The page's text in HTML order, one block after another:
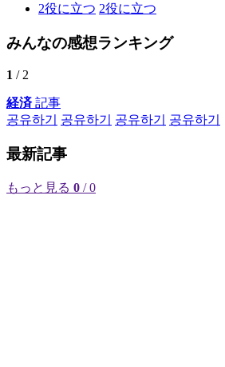
2役に立つ 2役に立つ
みんなの感想ランキング
1 / 2
経済記事
공유하기
공유하기 공유하기 공유하기
最新記事
もっと見る 0 / 0